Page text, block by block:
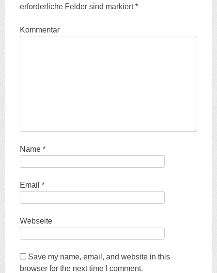
erforderliche Felder sind markiert*
Kommentar
Name*
Email*
Webseite
Save my name,email ,and website in this
browser for the next time I comment.